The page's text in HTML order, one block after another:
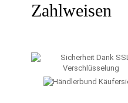
Zahlweisen